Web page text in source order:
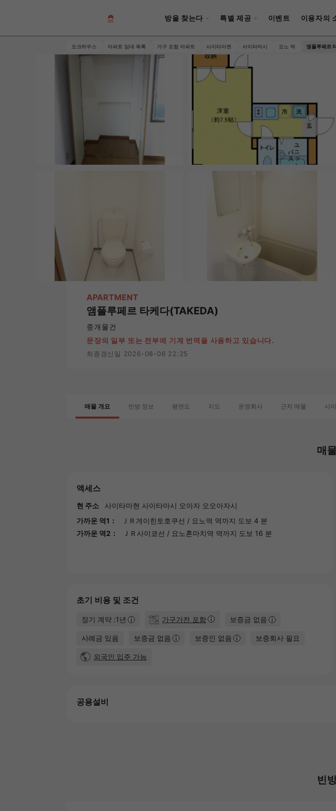
방을 찾는다 특별 제공 이벤트 이용자의
오크하우스 아파트 임대 목록 가구 포함 아파트 사이타마켄 사이타마시 요노 역 앰풀루페르
APARTMENT
앰풀루페르 타케다(TAKEDA)
중개물건
문장의 일부 또는 전부에 기계 번역을 사용하고 있습니다.
최종갱신일 2026-08-06 22:25
매물 개요 빈방 정보 평면도 지도 운영회사 근처 매물 사
매
액세스
현 주소 사이타마현 사이타마시 오아자 오오아자시
가까운 역1：
ＪＲ게이힌토호쿠선 / 요노역 역까지 도보 4 분
가까운 역2：
ＪＲ사이쿄선 / 요노혼마치역 역까지 도보 16 분
초기 비용 및 조건
장기 계약 :1년 가구가전 포함 보증금 없음
사례금 있음 보증금 없음 보증인 없음 보증회사 필요
외국인 입주 가능
공용설비
빈